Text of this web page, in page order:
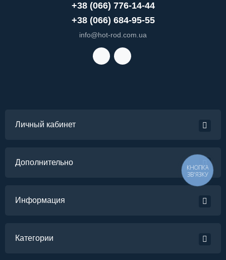
+38 (066) 776-14-44
+38 (066) 684-95-55
info@hot-rod.com.ua
Личный кабинет
Дополнительно
Информация
Категории
КНОПКА
ЗВ'ЯЗКУ